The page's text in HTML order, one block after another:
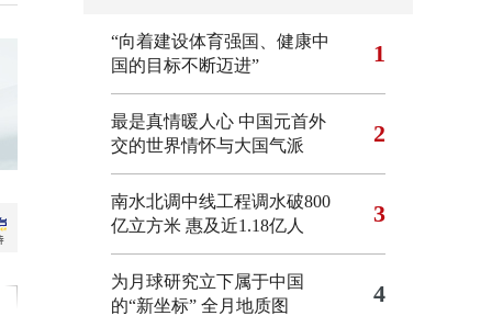
“向着建设体育强国、健康中
国的目标不断迈进”
1
最是真情暖人心 中国元首外
交的世界情怀与大国气派
2
南水北调中线工程调水破800
亿立方米 惠及近1.18亿人
3
为月球研究立下属于中国
的“新坐标” 全月地质图 4